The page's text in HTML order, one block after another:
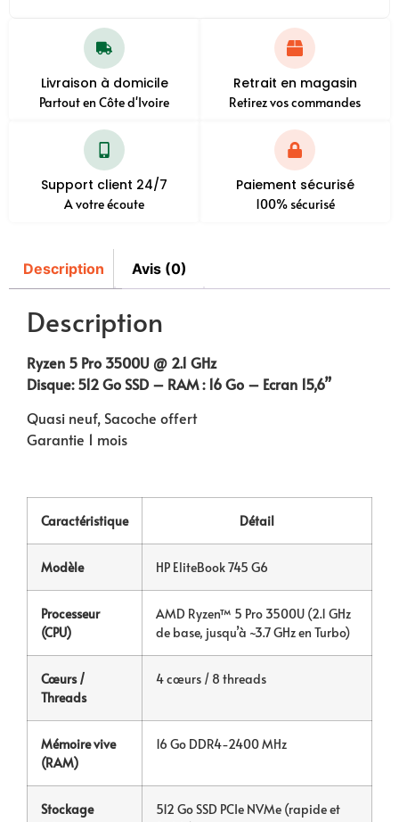
Livraison à domicile
Partout en Côte d'Ivoire
Retrait en magasin
Retirez vos commandes
Support client 24/7
A votre écoute
Paiement sécurisé
100% sécurisé
Description Avis (0)
Description
Ryzen 5 Pro 3500U @ 2.1 GHz
Disque: 512 Go SSD – RAM : 16 Go – Ecran 15,6”
Quasi neuf, Sacoche offert
Garantie 1 mois
Caractéristique Détail
Modèle HP EliteBook 745 G6
Processeur
(CPU)
AMD Ryzen™ 5 Pro 3500U (2.1 GHz
de base, jusqu’à ~3.7 GHz en Turbo)
Cœurs /
Threads
4 cœurs / 8 threads
Mémoire vive
(RAM)
16 Go DDR4-2400 MHz
Stockage
512 Go SSD PCIe NVMe (rapide et